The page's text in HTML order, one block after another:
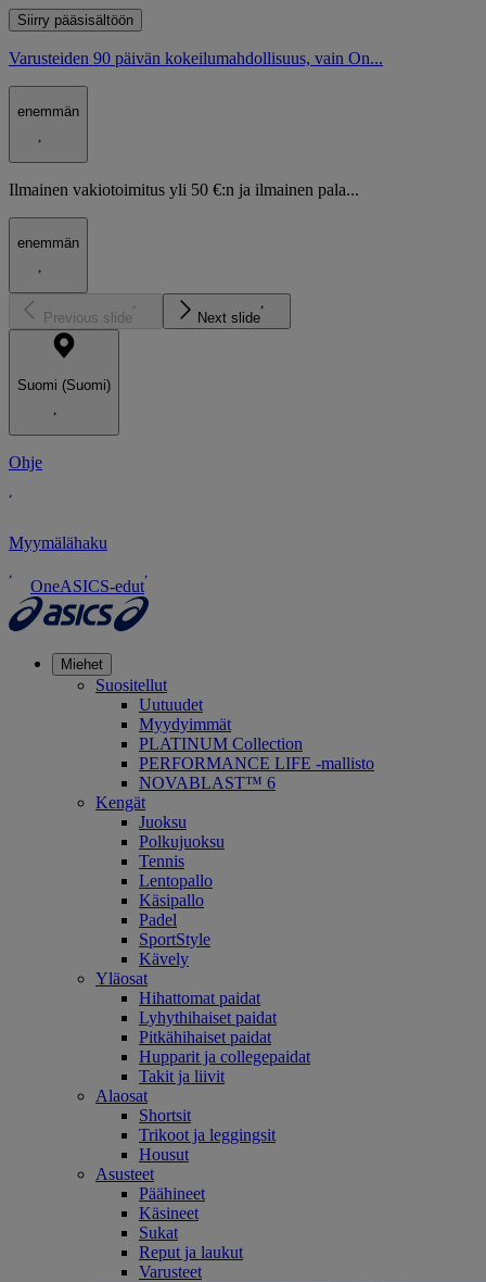
Siirry pääsisältöön
Varusteiden 90 päivän kokeilumahdollisuus, vain On...
enemmän
Ilmainen vakiotoimitus yli 50 €:n ja ilmainen pala...
enemmän
Previous slide Next slide
Suomi (Suomi)
Ohje
Myymälähaku
OneASICS-edut
Miehet
Suositellut
Uutuudet
Myydyimmät
PLATINUM Collection
PERFORMANCE LIFE -mallisto
NOVABLAST™ 6
Kengät
Juoksu
Polkujuoksu
Tennis
Lentopallo
Käsipallo
Padel
SportStyle
Kävely
Yläosat
Hihattomat paidat
Lyhythihaiset paidat
Pitkähihaiset paidat
Hupparit ja collegepaidat
Takit ja liivit
Alaosat
Shortsit
Trikoot ja leggingsit
Housut
Asusteet
Päähineet
Käsineet
Sukat
Reput ja laukut
Varusteet